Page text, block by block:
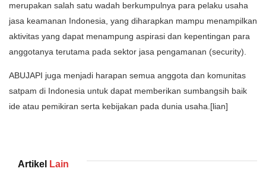
merupakan salah satu wadah berkumpulnya para pelaku usaha
jasa keamanan Indonesia, yang diharapkan mampu menampilkan
aktivitas yang dapat menampung aspirasi dan kepentingan para
anggotanya terutama pada sektor jasa pengamanan (security).
ABUJAPI juga menjadi harapan semua anggota dan komunitas
satpam di Indonesia untuk dapat memberikan sumbangsih baik
ide atau pemikiran serta kebijakan pada dunia usaha.[lian]
Artikel Lain